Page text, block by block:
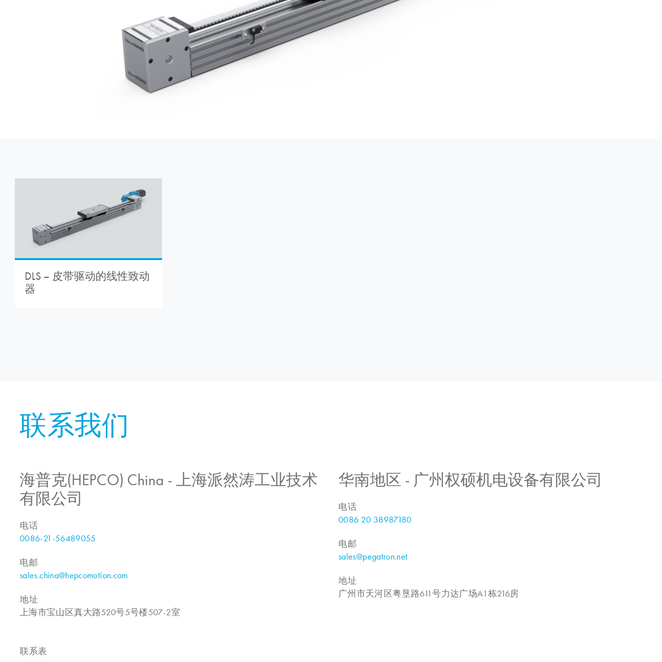
DLS – 皮带驱动的线性致动
器
联系我们
海普克(HEPCO) China - 上海派然涛工业技术
有限公司
电话
0086-21-56489055
电邮
sales.china@hepcomotion.com
地址
上海市宝山区真大路520号5号楼507-2室
华南地区 - 广州权硕机电设备有限公司
电话
0086 20 38987180
电邮
sales@pegatron.net
地址
广州市天河区粤垦路611号力达广场A1栋216房
联系表